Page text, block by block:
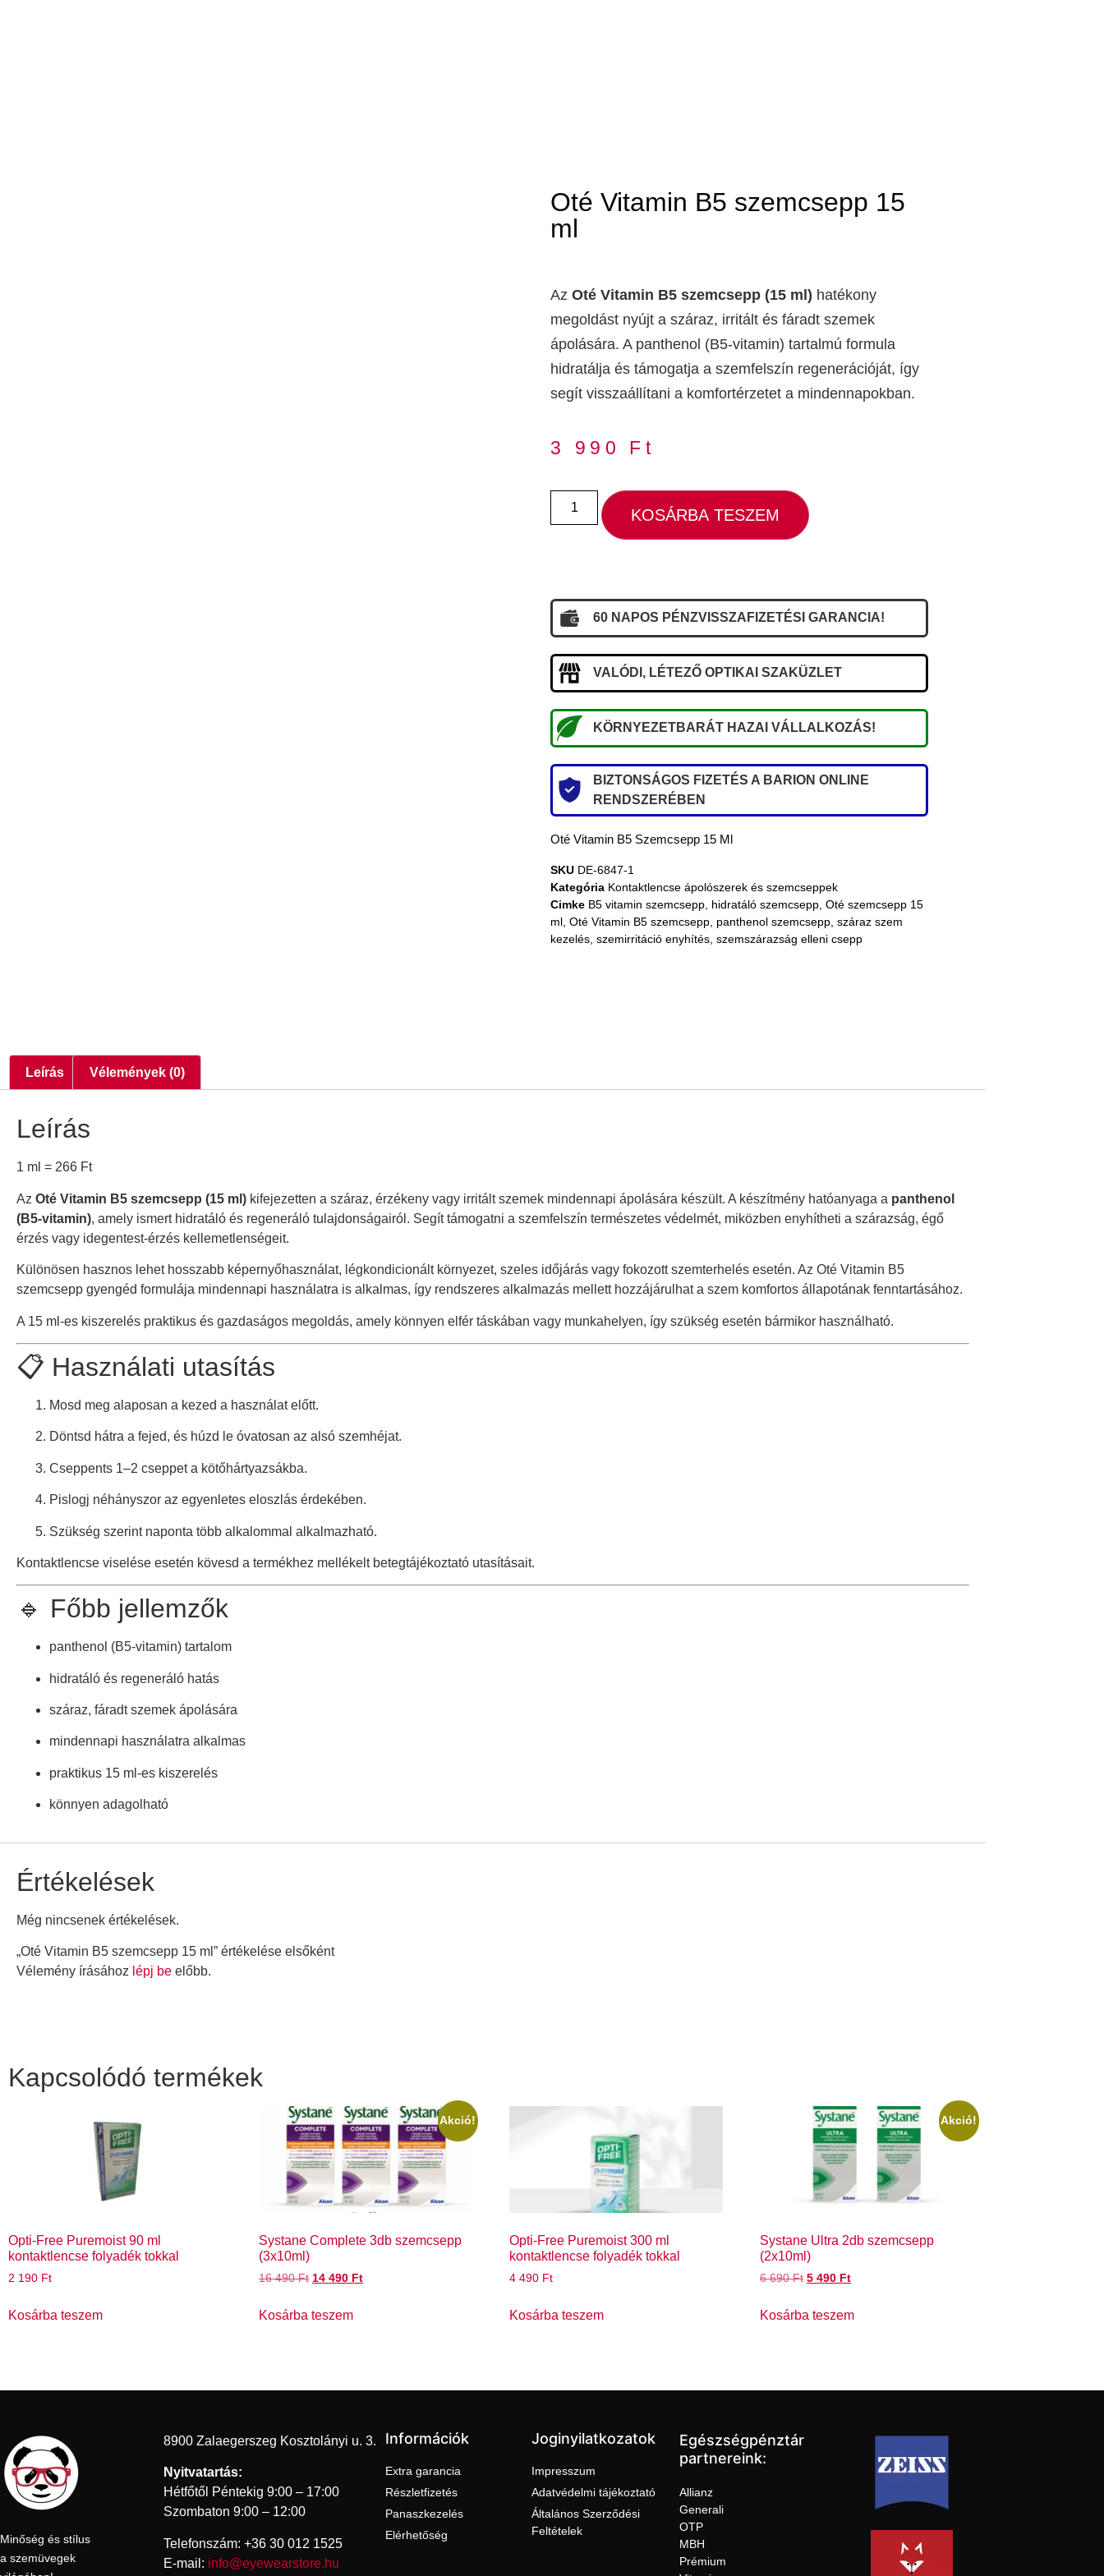
Oté Vitamin B5 szemcsepp 15
ml
Az Oté Vitamin B5 szemcsepp (15 ml) hatékony
megoldást nyújt a száraz, irritált és fáradt szemek
ápolására. A panthenol (B5-vitamin) tartalmú formula
hidratálja és támogatja a szemfelszín regenerációját, így
segít visszaállítani a komfortérzetet a mindennapokban.
3 990 Ft
KOSÁRBA TESZEM
60 NAPOS PÉNZVISSZAFIZETÉSI GARANCIA!
VALÓDI, LÉTEZŐ OPTIKAI SZAKÜZLET
KÖRNYEZETBARÁT HAZAI VÁLLALKOZÁS!
BIZTONSÁGOS FIZETÉS A BARION ONLINE
RENDSZERÉBEN
Oté Vitamin B5 Szemcsepp 15 Ml
SKU DE-6847-1
Kategória Kontaktlencse ápolószerek és szemcseppek
Cimke B5 vitamin szemcsepp hidratáló szemcsepp Oté szemcsepp 15
ml Oté Vitamin B5 szemcsepp panthenol szemcsepp száraz szem
kezelés szemirritáció enyhítés szemszárazság elleni csepp
Leírás Vélemények (0)
Leírás
1 ml = 266 Ft
Az Oté Vitamin B5 szemcsepp (15 ml) kifejezetten a száraz, érzékeny vagy irritált szemek mindennapi ápolására készült. A készítmény hatóanyaga a panthenol
(B5-vitamin), amely ismert hidratáló és regeneráló tulajdonságairól. Segít támogatni a szemfelszín természetes védelmét, miközben enyhítheti a szárazság, égő
érzés vagy idegentest-érzés kellemetlenségeit.
Különösen hasznos lehet hosszabb képernyőhasználat, légkondicionált környezet, szeles időjárás vagy fokozott szemterhelés esetén. Az Oté Vitamin B5
szemcsepp gyengéd formulája mindennapi használatra is alkalmas, így rendszeres alkalmazás mellett hozzájárulhat a szem komfortos állapotának fenntartásához.
A 15 ml-es kiszerelés praktikus és gazdaságos megoldás, amely könnyen elfér táskában vagy munkahelyen, így szükség esetén bármikor használható.
📋 Használati utasítás
Mosd meg alaposan a kezed a használat előtt.
Döntsd hátra a fejed, és húzd le óvatosan az alsó szemhéjat.
Cseppents 1–2 cseppet a kötőhártyazsákba.
Pislogj néhányszor az egyenletes eloszlás érdekében.
Szükség szerint naponta több alkalommal alkalmazható.
Kontaktlencse viselése esetén kövesd a termékhez mellékelt betegtájékoztató utasításait.
🔹 Főbb jellemzők
panthenol (B5-vitamin) tartalom
hidratáló és regeneráló hatás
száraz, fáradt szemek ápolására
mindennapi használatra alkalmas
praktikus 15 ml-es kiszerelés
könnyen adagolható
Értékelések
Még nincsenek értékelések.
„Oté Vitamin B5 szemcsepp 15 ml” értékelése elsőként
Vélemény írásához lépj be előbb.
Kapcsolódó termékek
Opti-Free Puremoist 90 ml
kontaktlencse folyadék tokkal
2 190 Ft
Kosárba teszem
Akció!
Systane Complete 3db szemcsepp
(3x10ml)
16 490Ft 14 490 Ft
Kosárba teszem
Opti-Free Puremoist 300 ml
kontaktlencse folyadék tokkal
4 490 Ft
Kosárba teszem
Akció!
Systane Ultra 2db szemcsepp
(2x10ml)
6 690Ft 5 490 Ft
Kosárba teszem
Minőség és stílus
a szemüvegek
8900 Zalaegerszeg Kosztolányi u. 3.
Nyitvatartás:
Hétfőtől Péntekig 9:00 – 17:00
Szombaton 9:00 – 12:00
Telefonszám: +36 30 012 1525
E-mail: info@eyewearstore.hu
Információk
Extra garancia
Részletfizetés
Panaszkezelés
Elérhetőség
Joginyilatkozatok
Impresszum
Adatvédelmi tájékoztató
Általános Szerződési
Feltételek
Egészségpénztár
partnereink:
Allianz
Generali
OTP
MBH
Prémium